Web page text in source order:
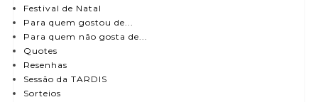
Festival de Natal
Para quem gostou de...
Para quem não gosta de...
Quotes
Resenhas
Sessão da TARDIS
Sorteios